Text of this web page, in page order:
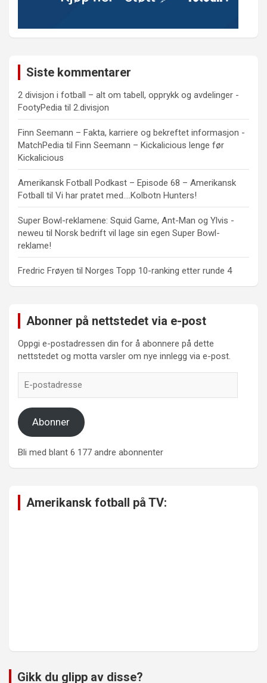
Siste kommentarer
2 divisjon i fotball – alt om tabell, opprykk og avdelinger -
FootyPedia til 2.divisjon
Finn Seemann – Fakta, karriere og bekreftet informasjon -
MatchPedia til Finn Seemann – Kickalicious lenge før
Kickalicious
Amerikansk Fotball Podkast – Episode 68 – Amerikansk
Fotball til Vi har pratet med….Kolbotn Hunters!
Super Bowl-reklamene: Squid Game, Ant-Man og Ylvis -
neweu til Norsk bedrift vil lage sin egen Super Bowl-
reklame!
Fredric Frøyen til Norges Topp 10-ranking etter runde 4
Abonner på nettstedet via e-post
Oppgi e-postadressen din for å abonnere på dette
nettstedet og motta varsler om nye innlegg via e-post.
postadresse
Abonner
Bli med blant 6 177 andre abonnenter
Amerikansk fotball på TV:
Gikk du glipp av disse?